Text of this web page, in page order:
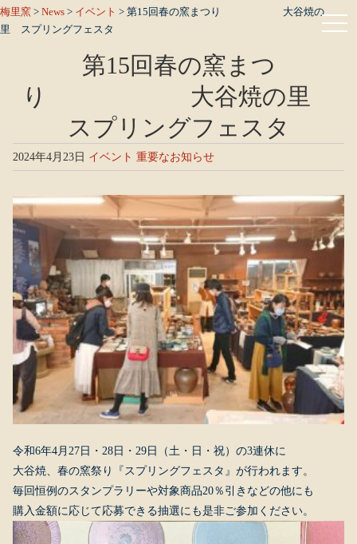
梅里窯 > News > イベント > 第15回春の窯まつり 大谷焼の
里 スプリングフェスタ
第15回春の窯まつ
り 大谷焼の里
スプリングフェスタ
2024年4月23日 イベント 重要なお知らせ
令和6年4月27日・28日・29日（土・日・祝）の3連休に
大谷焼、春の窯祭り『スプリングフェスタ』が行われます。
毎回恒例のスタンプラリーや対象商品20％引きなどの他にも
購入金額に応じて応募できる抽選にも是非ご参加ください。